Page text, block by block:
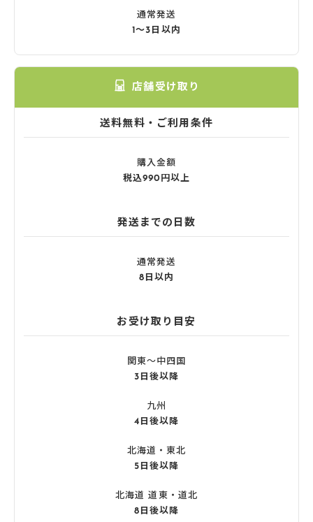
通常発送
1〜3日以内
店舗受け取り
送料無料・ご利用条件
購入金額
税込990円以上
発送までの日数
通常発送
8日以内
お受け取り目安
関東〜中四国
3日後以降
九州
4日後以降
北海道・東北
5日後以降
北海道 道東・道北
8日後以降